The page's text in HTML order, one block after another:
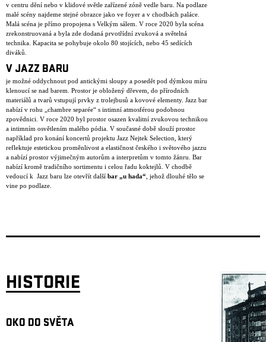
v centru dění nebo v klidové světle zařízené zóně vedle baru. Na podlaze
malé scény najdeme stejné obrazce jako ve foyer a v chodbách paláce.
Malá scéna je přímo propojena s Velkým sálem. V roce 2020 byla scéna
zrekonstruovaná a byla zde dodaná prvotřídní zvuková a světelná
technika. Kapacita se pohybuje okolo 80 stojících, nebo 45 sedících
diváků.
V JAZZ BARU
je možné oddychnout pod antickými sloupy a posedět pod dýmkou míru
klenoucí se nad barem. Prostor je obložený dřevem, do přírodních
materiálů a tvarů vstupují prvky z trolejbusů a kovové elementy. Jazz bar
nabízí v rohu „chambre separée“ s intimní atmosférou podobnou
zpovědnici. V roce 2020 byl prostor osazen kvalitní zvukovou technikou
a intimním osvětlením malého pódia. V současné době slouží prostor
například pro konání koncertů projektu Jazz Nejtek Selection, který
reflektuje estetickou proměnlivost a elastičnost českého i světového jazzu
a nabízí prostor výjimečným autorům a interpretům v tomto žánru. Bar
nabízí kromě tradičního sortimentu i celou řadu koktejlů. V chodbě
vedoucí k Jazz baru lze otevřít další bar „u hada“ , jehož dlouhé tělo se
vine po podlaze.
HISTORIE
OKO DO SVĚTA